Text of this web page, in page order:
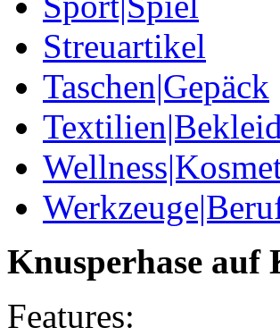
Streuartikel
Taschen|Gepäck
Knusperhase auf
Features: